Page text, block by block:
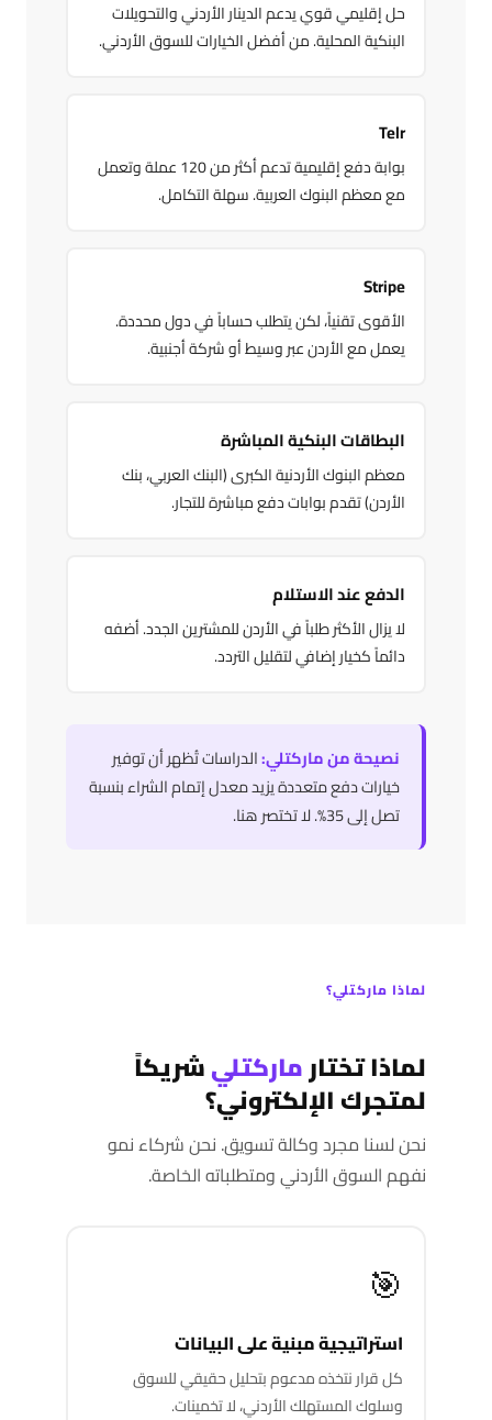
حل إقليمي قوي يدعم الدينار الأردني والتحويلات
البنكية المحلية. من أفضل الخيارات للسوق الأردني.
Telr
بوابة دفع إقليمية تدعم أكثر من 120 عملة وتعمل
مع معظم البنوك العربية. سهلة التكامل.
Stripe
الأقوى تقنياً، لكن يتطلب حساباً في دول محددة.
يعمل مع الأردن عبر وسيط أو شركة أجنبية.
البطاقات البنكية المباشرة
معظم البنوك الأردنية الكبرى (البنك العربي، بنك
الأردن) تقدم بوابات دفع مباشرة للتجار.
الدفع عند الاستلام
لا يزال الأكثر طلباً في الأردن للمشترين الجدد. أضفه
دائماً كخيار إضافي لتقليل التردد.
نصيحة من ماركتلي:الدراسات تُظهر أن توفير
خيارات دفع متعددة يزيد معدل إتمام الشراء بنسبة
تصل إلى 35%. لا تختصر هنا.
لماذا ماركتلي؟
لماذا تختارماركتليشريكاً
لمتجرك الإلكتروني؟
نحن لسنا مجرد وكالة تسويق. نحن شركاء نمو
نفهم السوق الأردني ومتطلباته الخاصة.
🎯
استراتيجية مبنية على البيانات
كل قرار نتخذه مدعوم بتحليل حقيقي للسوق
وسلوك المستهلك الأردني، لا تخمينات.